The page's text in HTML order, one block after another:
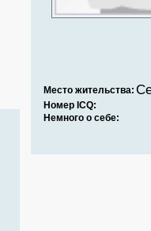
Место жительства:
Номер ICQ:
Немного о себе: